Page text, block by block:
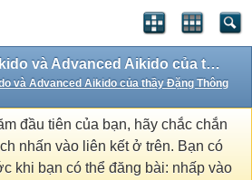
[e-book] Basics Aikido và Advanced Aikido của thầy Đặng Thông Phong
và Advanced Aikido của thầy Đặng Thông
đầu tiên của bạn, hãy chắc chắn
nhấn vào liên kết ở trên. Bạn có
khi bạn có thể đăng bài: nhấp vào